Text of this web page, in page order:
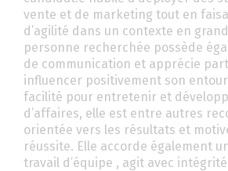
vente et de marketing tout en
d’agilité dans un contexte en
personne recherchée possède
de communication et apprécie
influencer positivement son
facilité pour entretenir et
d’affaires, elle est entre autres
orientée vers les résultats et
réussite. Elle accorde également
travail d’équipe , agit avec